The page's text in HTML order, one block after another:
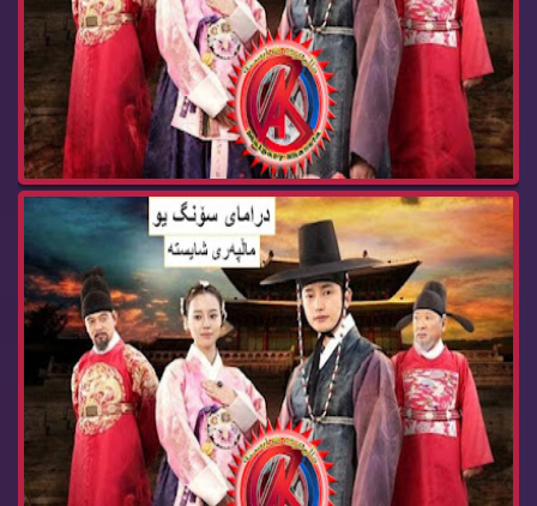
زنجیره‌ درامای سۆنگ یو ئه‌ڵقه‌ی 33 كۆتایی
زنجیره‌ درامای سۆنگ یو ئه‌ڵقه‌ی 32